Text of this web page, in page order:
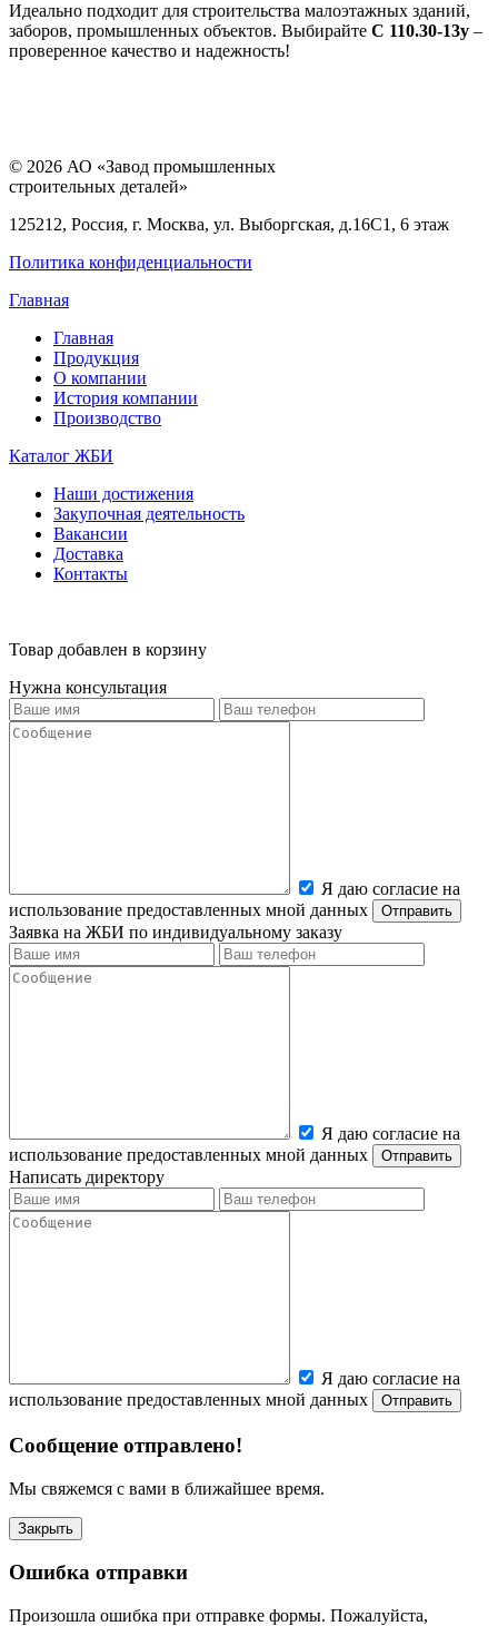
Идеально подходит для строительства малоэтажных зданий,
заборов, промышленных объектов. Выбирайте С 110.30-13у –
проверенное качество и надежность!
© 2026 АО «Завод промышленных
строительных деталей»
125212, Россия, г. Москва, ул. Выборгская, д.16С1, 6 этаж
Политика конфиденциальности
Главная
Главная
Продукция
О компании
История компании
Производство
Каталог ЖБИ
Наши достижения
Закупочная деятельность
Вакансии
Доставка
Контакты
Товар добавлен в корзину
Нужна консультация
Я даю согласие на
использование предоставленных мной данных
Заявка на ЖБИ по индивидуальному заказу
Я даю согласие на
использование предоставленных мной данных
Написать директору
Я даю согласие на
использование предоставленных мной данных
Сообщение отправлено!
Мы свяжемся с вами в ближайшее время.
Закрыть
Ошибка отправки
Произошла ошибка при отправке формы. Пожалуйста,